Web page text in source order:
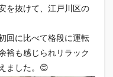
を抜けて、江戸川区の
回に比べて格段に運転
裕も感じられリラック
ました。😊